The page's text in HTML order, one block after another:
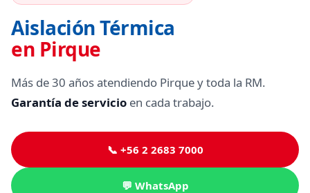
Aislación Térmica
en Pirque
Más de 30 años atendiendo Pirque y toda la RM.
Garantía de servicio en cada trabajo.
📞 +56 2 2683 7000
💬 WhatsApp